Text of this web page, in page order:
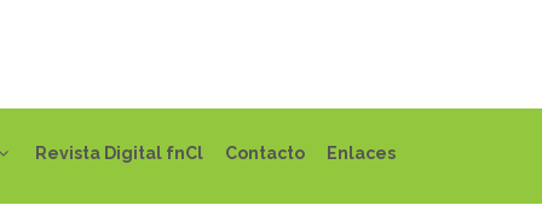
Revista Digital fnCl Contacto Enlaces